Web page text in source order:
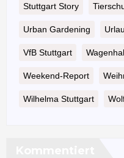
Stuttgart Story
Urban Gardening
VfB Stuttgart
Weekend-Report
Wilhelma Stuttgart